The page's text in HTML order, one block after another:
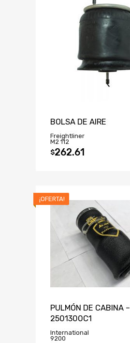
BOLSA DE AIRE
Freightliner
M2 112
$262.61
¡OFERTA!
PULMÓN DE CABINA –
2501300C1
International
9200